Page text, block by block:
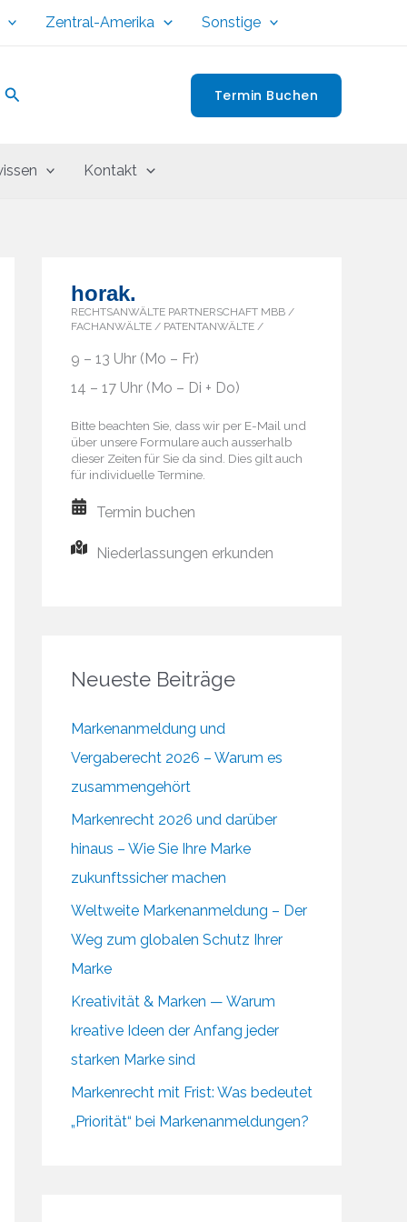
Zentral-Amerika Sonstige
Suchen Termin Buchen
Kontakt
horak.
RECHTSANWÄLTE PARTNERSCHAFT MBB /
FACHANWÄLTE / PATENTANWÄLTE /
9 – 13 Uhr (Mo – Fr)
14 – 17 Uhr (Mo – Di + Do)
Bitte beachten Sie, dass wir per E-Mail und
über unsere Formulare auch ausserhalb
dieser Zeiten für Sie da sind. Dies gilt auch
für individuelle Termine.
Termin buchen
Niederlassungen erkunden
Neueste Beiträge
Markenanmeldung und
Vergaberecht 2026 – Warum es
zusammengehört
Markenrecht 2026 und darüber
hinaus – Wie Sie Ihre Marke
zukunftssicher machen
Weltweite Markenanmeldung – Der
Weg zum globalen Schutz Ihrer
Marke
Kreativität & Marken — Warum
kreative Ideen der Anfang jeder
starken Marke sind
Markenrecht mit Frist: Was bedeutet
„Priorität“ bei Markenanmeldungen?